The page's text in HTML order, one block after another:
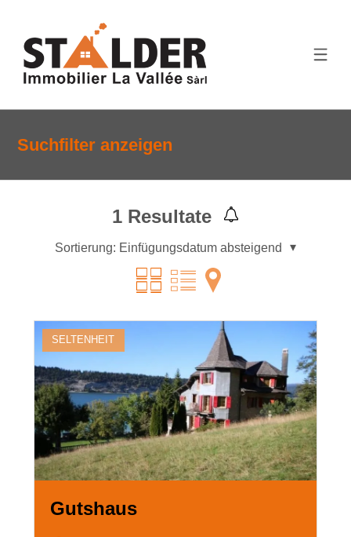
Suchfilter anzeigen
1Resultate
Sortierung: Einfügungsdatum absteigend
SELTENHEIT
Gutshaus